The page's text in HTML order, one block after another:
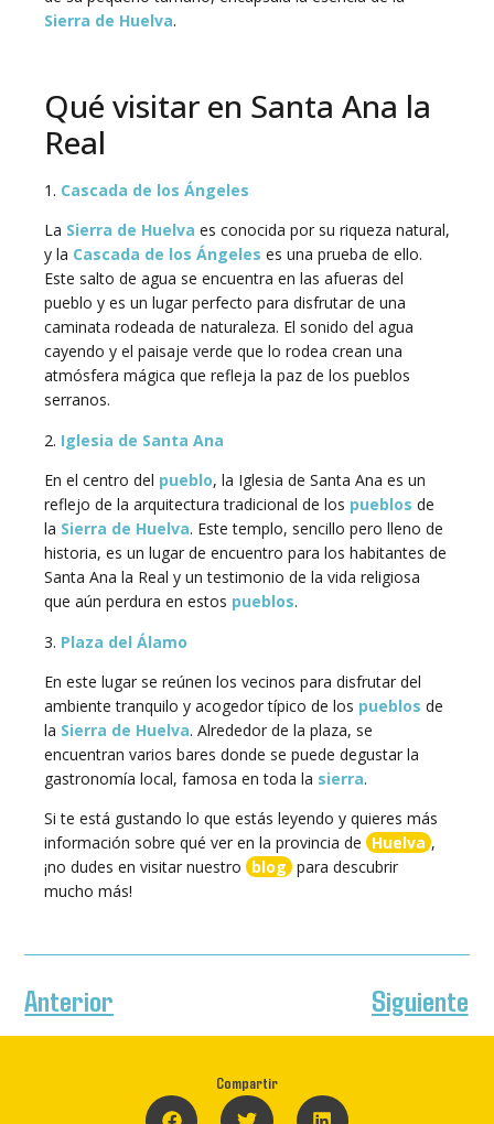
Sierra de Huelva.
Qué visitar en Santa Ana la
Real
1. Cascada de los Ángeles
La Sierra de Huelva es conocida por su riqueza natural,
y la Cascada de los Ángeles es una prueba de ello.
Este salto de agua se encuentra en las afueras del
pueblo y es un lugar perfecto para disfrutar de una
caminata rodeada de naturaleza. El sonido del agua
cayendo y el paisaje verde que lo rodea crean una
atmósfera mágica que refleja la paz de los pueblos
serranos.
2. Iglesia de Santa Ana
En el centro del pueblo, la Iglesia de Santa Ana es un
reflejo de la arquitectura tradicional de los pueblos de
la Sierra de Huelva. Este templo, sencillo pero lleno de
historia, es un lugar de encuentro para los habitantes de
Santa Ana la Real y un testimonio de la vida religiosa
que aún perdura en estos pueblos.
3. Plaza del Álamo
En este lugar se reúnen los vecinos para disfrutar del
ambiente tranquilo y acogedor típico de los pueblos de
la Sierra de Huelva. Alrededor de la plaza, se
encuentran varios bares donde se puede degustar la
gastronomía local, famosa en toda la sierra.
Si te está gustando lo que estás leyendo y quieres más
información sobre qué ver en la provincia de Huelva ,
¡no dudes en visitar nuestro blog para descubrir
mucho más!
Anterior Siguiente
Compartir